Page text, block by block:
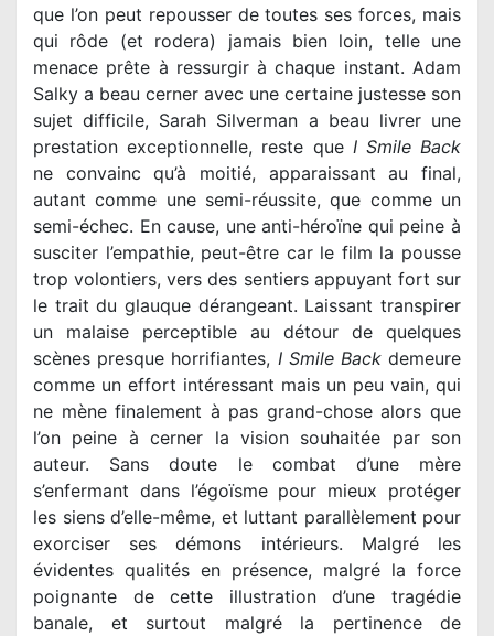
que l’on peut repousser de toutes ses forces, mais
qui rôde (et rodera) jamais bien loin, telle une
menace prête à ressurgir à chaque instant. Adam
Salky a beau cerner avec une certaine justesse son
sujet difficile, Sarah Silverman a beau livrer une
prestation exceptionnelle, reste que I Smile Back
ne convainc qu’à moitié, apparaissant au final,
autant comme une semi-réussite, que comme un
semi-échec. En cause, une anti-héroïne qui peine à
susciter l’empathie, peut-être car le film la pousse
trop volontiers, vers des sentiers appuyant fort sur
le trait du glauque dérangeant. Laissant transpirer
un malaise perceptible au détour de quelques
scènes presque horrifiantes, I Smile Backdemeure
comme un effort intéressant mais un peu vain, qui
ne mène finalement à pas grand-chose alors que
l’on peine à cerner la vision souhaitée par son
auteur. Sans doute le combat d’une mère
s’enfermant dans l’égoïsme pour mieux protéger
les siens d’elle-même, et luttant parallèlement pour
exorciser ses démons intérieurs. Malgré les
évidentes qualités en présence, malgré la force
poignante de cette illustration d’une tragédie
banale, et surtout malgré la pertinence de